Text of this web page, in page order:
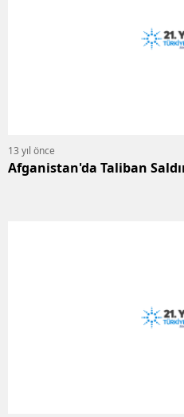
13 yıl önce
Afganistan'da Taliban